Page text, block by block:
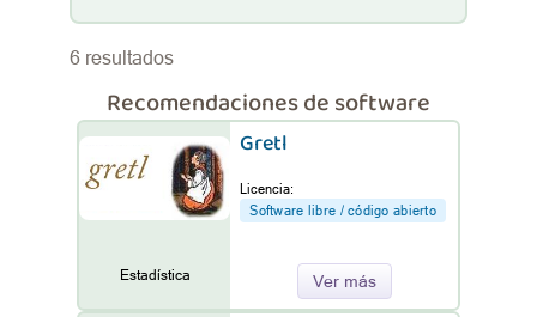
6 resultados
Recomendaciones de software
Estadística
Gretl
Licencia:
Software libre / código abierto
Ver más